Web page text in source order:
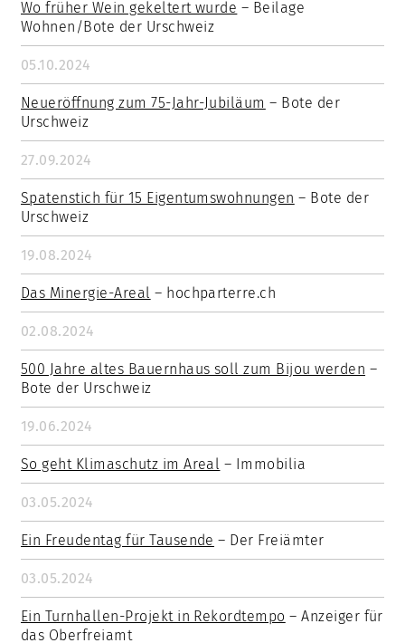
Wo früher Wein gekeltert wurde – Beilage
Wohnen/Bote der Urschweiz
05.10.2024
Neueröffnung zum 75-Jahr-Jubiläum – Bote der
Urschweiz
27.09.2024
Spatenstich für 15 Eigentumswohnungen – Bote der
Urschweiz
19.08.2024
Das Minergie-Areal – hochparterre.ch
02.08.2024
500 Jahre altes Bauernhaus soll zum Bijou werden –
Bote der Urschweiz
19.06.2024
So geht Klimaschutz im Areal – Immobilia
03.05.2024
Ein Freudentag für Tausende – Der Freiämter
03.05.2024
Ein Turnhallen-Projekt in Rekordtempo – Anzeiger für
das Oberfreiamt